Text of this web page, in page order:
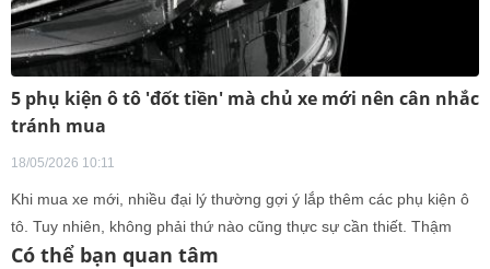
5 phụ kiện ô tô 'đốt tiền' mà chủ xe mới nên cân nhắc
tránh mua
18/05/2026 10:11
Khi mua xe mới, nhiều đại lý thường gợi ý lắp thêm các phụ kiện ô
tô. Tuy nhiên, không phải thứ nào cũng thực sự cần thiết. Thậm
chí, có những món vừa tốn tiền, vừa tiềm ẩn rủi ro.
Có thể bạn quan tâm